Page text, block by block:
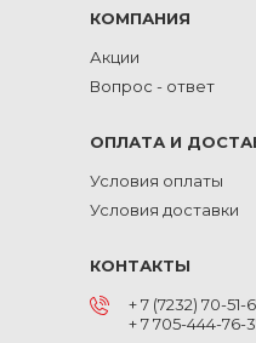
КОМПАНИЯ
Акции
Вопрос - ответ
ОПЛАТА И
Условия оплаты
Условия доставки
КОНТАКТЫ
+ 7 (7232) 70-51-
+ 7 705-444-76-